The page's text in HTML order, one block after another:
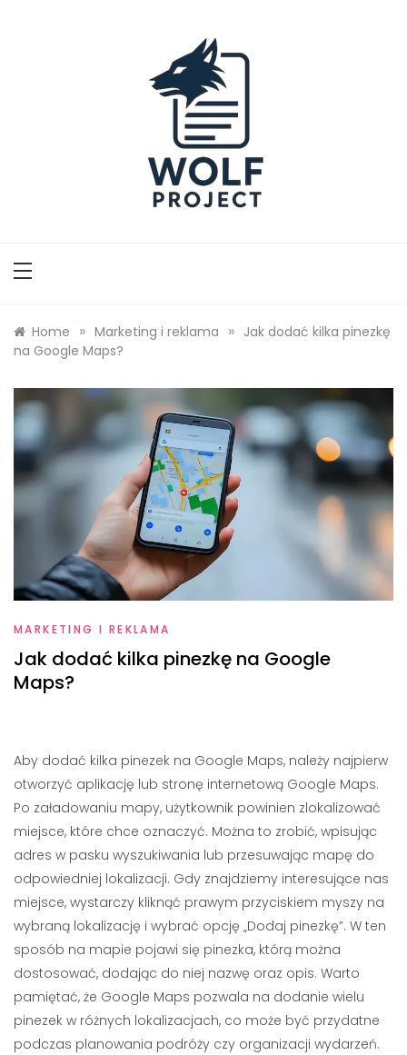
Home » Marketing i reklama » Jak dodać kilka pinezkę
na Google Maps?
MARKETING I REKLAMA
Jak dodać kilka pinezkę na Google
Maps?
Aby dodać kilka pinezek na Google Maps, należy najpierw
otworzyć aplikację lub stronę internetową Google Maps.
Po załadowaniu mapy, użytkownik powinien zlokalizować
miejsce, które chce oznaczyć. Można to zrobić, wpisując
adres w pasku wyszukiwania lub przesuwając mapę do
odpowiedniej lokalizacji. Gdy znajdziemy interesujące nas
miejsce, wystarczy kliknąć prawym przyciskiem myszy na
wybraną lokalizację i wybrać opcję „Dodaj pinezkę”. W ten
sposób na mapie pojawi się pinezka, którą można
dostosować, dodając do niej nazwę oraz opis. Warto
pamiętać, że Google Maps pozwala na dodanie wielu
pinezek w różnych lokalizacjach, co może być przydatne
podczas planowania podróży czy organizacji wydarzeń.